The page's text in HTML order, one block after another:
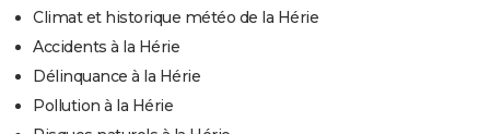
Climat et historique météo de la Hérie
Accidents à la Hérie
Délinquance à la Hérie
Pollution à la Hérie